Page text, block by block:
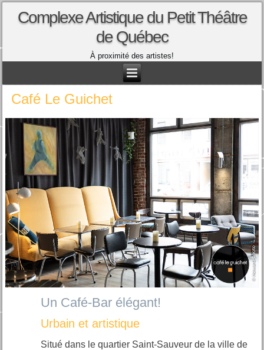
Complexe Artistique du Petit Théâtre
de Québec
À proximité des artistes!
Café Le Guichet
Un Café-Bar élégant!
Urbain et artistique
Situé dans le quartier Saint-Sauveur de la ville de